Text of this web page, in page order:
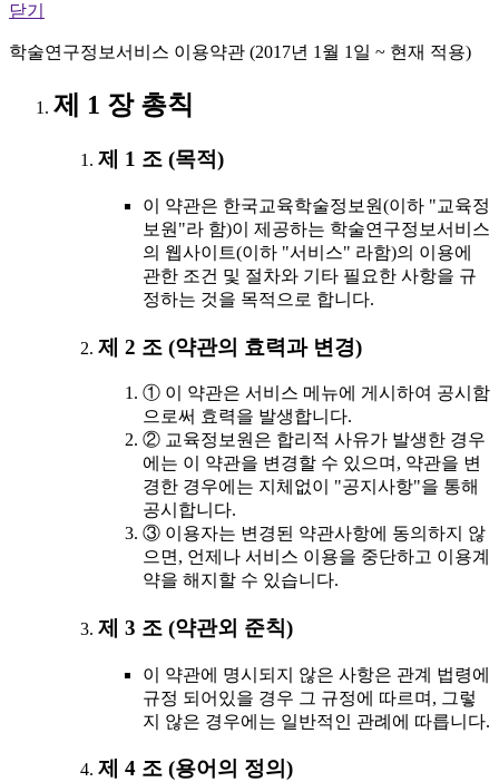
닫기
학술연구정보서비스 이용약관 (2017년 1월 1일 ~ 현재 적용)
제 1 장 총칙
제 1 조 (목적)
이 약관은 한국교육학술정보원(이하 "교육정
보원"라 함)이 제공하는 학술연구정보서비스
의 웹사이트(이하 "서비스" 라함)의 이용에
관한 조건 및 절차와 기타 필요한 사항을 규
정하는 것을 목적으로 합니다.
제 2 조 (약관의 효력과 변경)
① 이 약관은 서비스 메뉴에 게시하여 공시함
으로써 효력을 발생합니다.
② 교육정보원은 합리적 사유가 발생한 경우
에는 이 약관을 변경할 수 있으며, 약관을 변
경한 경우에는 지체없이 "공지사항"을 통해
공시합니다.
③ 이용자는 변경된 약관사항에 동의하지 않
으면, 언제나 서비스 이용을 중단하고 이용계
약을 해지할 수 있습니다.
제 3 조 (약관외 준칙)
이 약관에 명시되지 않은 사항은 관계 법령에
규정 되어있을 경우 그 규정에 따르며, 그렇
지 않은 경우에는 일반적인 관례에 따릅니다.
제 4 조 (용어의 정의)